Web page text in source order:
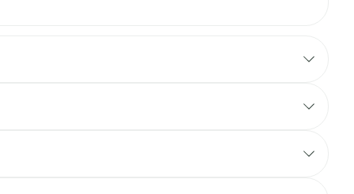
de leur mousse fine jusqu'à leur dernière
soleil" aux couleurs pop, ils sont beaux, ils
abricotées dopée par la puissance ambrée du